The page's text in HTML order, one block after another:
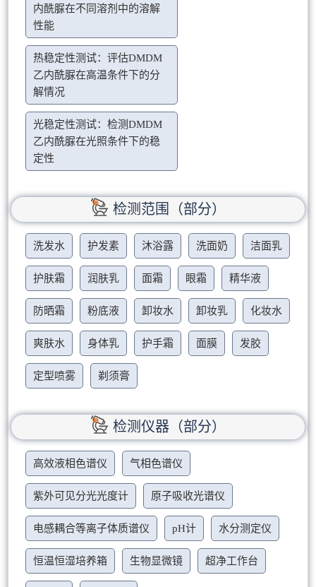
内酰脲在不同溶剂中的溶解
性能
热稳定性测试：评估DMDM
乙内酰脲在高温条件下的分
解情况
光稳定性测试：检测DMDM
乙内酰脲在光照条件下的稳
定性
检测范围（部分）
洗发水 护发素 沐浴露 洗面奶 洁面乳
护肤霜 润肤乳 面霜 眼霜 精华液
防晒霜 粉底液 卸妆水 卸妆乳 化妆水
爽肤水 身体乳 护手霜 面膜 发胶
定型喷雾 剃须膏
检测仪器（部分）
高效液相色谱仪 气相色谱仪
紫外可见分光光度计 原子吸收光谱仪
电感耦合等离子体质谱仪 pH计 水分测定仪
恒温恒湿培养箱 生物显微镜 超净工作台